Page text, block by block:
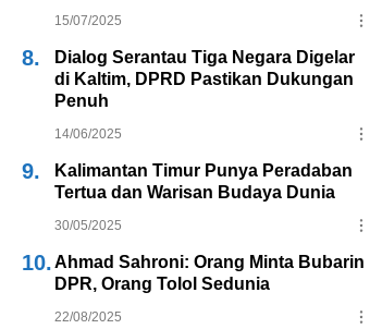
15/07/2025
8.
Dialog Serantau Tiga Negara Digelar
di Kaltim, DPRD Pastikan Dukungan
Penuh
14/06/2025
9.
Kalimantan Timur Punya Peradaban
Tertua dan Warisan Budaya Dunia
30/05/2025
10.Ahmad Sahroni: Orang Minta Bubarin
DPR, Orang Tolol Sedunia
22/08/2025